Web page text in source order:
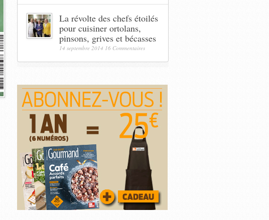
La révolte des chefs étoilés
pour cuisiner ortolans,
pinsons, grives et bécasses
14 septembre 2014 16 Commentaires